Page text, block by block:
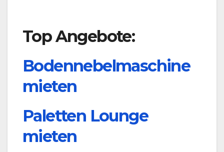
Top Angebote:
Bodennebelmaschine
mieten
Paletten Lounge
mieten